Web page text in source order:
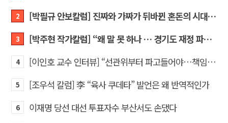
2 [박필규 안보칼럼] 진짜와 가짜가 뒤바뀐 혼돈의 시대, 안보 파탄은 막아야
3 [박주현 작가칼럼] “왜 말 못 하나 … 경기도 재정 파탄의 진짜 원인을”
4 [이인호 교수 인터뷰] “선관위부터 파고들어야…책임자 직접 고발하라”
5 [조우석 칼럼] 李 “육사 쿠데타” 발언은 왜 반역적인가
6 이재명 당선 대선 투표자수 부산서도 손댔다